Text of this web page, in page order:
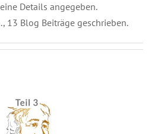
Details angegeben.
13 Blog Beiträge geschrieben.